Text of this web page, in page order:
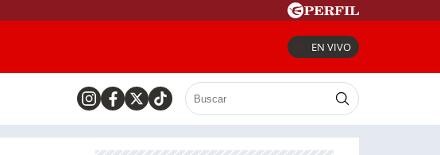
EN VIVO